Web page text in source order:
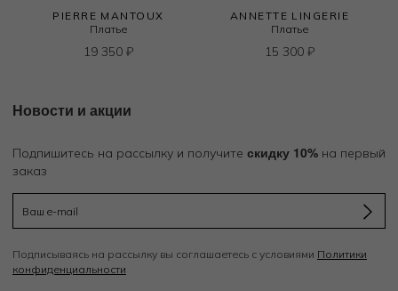
PIERRE MANTOUX
Платье
19 350 ₽
ANNETTE LINGERIE
Платье
15 300 ₽
Новости и акции
Подпишитесь на рассылку и получите скидку 10% на первый
заказ
Подписываясь на рассылку вы соглашаетесь с условиями Политики
конфиденциальности